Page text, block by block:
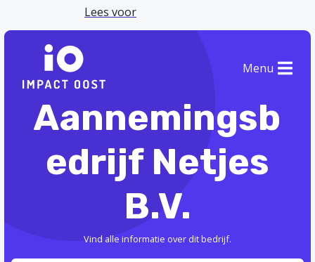
Lees voor
Menu
Aannemingsb
edrijf Netjes
B.V.
Vind alle informatie over dit bedrijf.